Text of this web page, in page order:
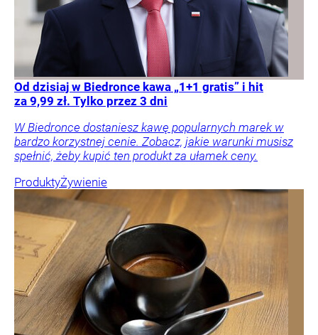
Od dzisiaj w Biedronce kawa „1+1 gratis” i hit
za 9,99 zł. Tylko przez 3 dni
W Biedronce dostaniesz kawę popularnych marek w
bardzo korzystnej cenie. Zobacz, jakie warunki musisz
spełnić, żeby kupić ten produkt za ułamek ceny.
ProduktyŻywienie